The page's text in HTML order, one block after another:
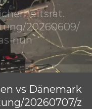
20260609/
nun
vs Dänemark
20260707/z